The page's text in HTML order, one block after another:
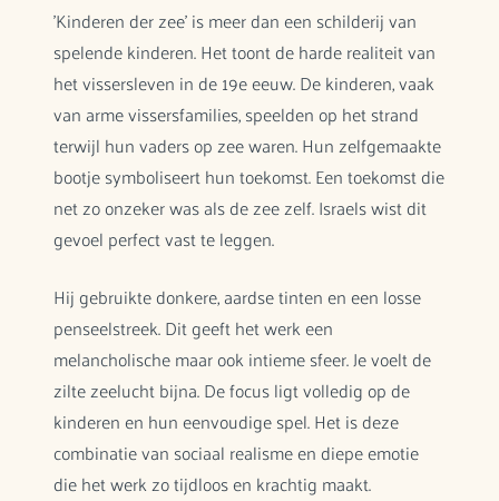
'Kinderen der zee' is meer dan een schilderij van
spelende kinderen. Het toont de harde realiteit van
het vissersleven in de 19e eeuw. De kinderen, vaak
van arme vissersfamilies, speelden op het strand
terwijl hun vaders op zee waren. Hun zelfgemaakte
bootje symboliseert hun toekomst. Een toekomst die
net zo onzeker was als de zee zelf. Israels wist dit
gevoel perfect vast te leggen.
Hij gebruikte donkere, aardse tinten en een losse
penseelstreek. Dit geeft het werk een
melancholische maar ook intieme sfeer. Je voelt de
zilte zeelucht bijna. De focus ligt volledig op de
kinderen en hun eenvoudige spel. Het is deze
combinatie van sociaal realisme en diepe emotie
die het werk zo tijdloos en krachtig maakt.